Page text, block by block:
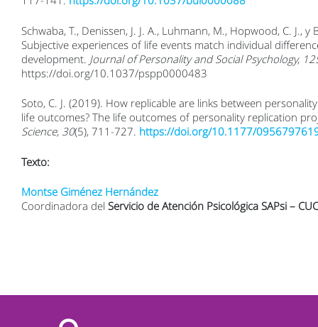
Schwaba, T., Denissen, J. J. A., Luhmann, M., Hopwood, C. J., y
Subjective experiences of life events match individual
development. Journal of Personality and Social Psychology,
https://doi.org/10.1037/pspp0000483
Soto, C. J. (2019). How replicable are links between
life outcomes? The life outcomes of personality replication
Science, 30(5), 711-727. https://doi.org/10.1177/
Texto:
Montse Giménez Hernández
Coordinadora del Servicio de Atención Psicológica SAPsi –